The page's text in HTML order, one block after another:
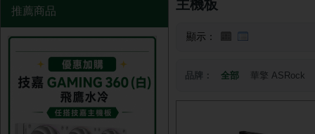
推薦商品 主機板
顯示：
品牌： 全部 華擎 ASRock